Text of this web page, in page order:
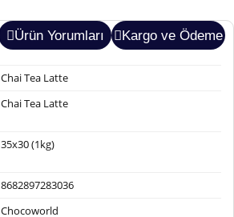
Ürün Yorumları Kargo ve Ödeme
Chai Tea Latte
Chai Tea Latte
35x30 (1kg)
8682897283036
Chocoworld